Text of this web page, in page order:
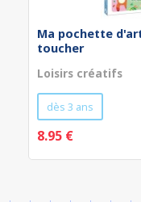
Ma pochette
toucher
Loisirs créatifs
dès 3 ans
8.95 €